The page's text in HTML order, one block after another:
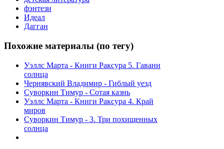
фэнтези
Идеал
Дагган
Похожие материалы (по тегу)
Уэллс Марта - Книги Раксура 5. Гавани
солнца
Чернявский Владимир - Гиблый уезд
Суворкин Тимур - Сотая казнь
Уэллс Марта - Книги Раксура 4. Край
миров
Суворкин Тимур - 3. Три похищенных
солнца